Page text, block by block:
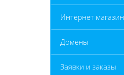
Интернет магазин
Домены
Заявки и заказы